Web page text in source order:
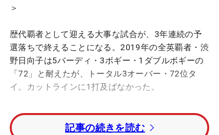
＞
歴代覇者として迎える大事な試合が、3年連続の予
選落ちで終えることになる。2019年の全英覇者・渋
野日向子は5バーディ・3ボギー・1ダブルボギーの
「72」と耐えたが、トータル3オーバー・72位タ
イ。カットラインに1打及ばなかった。
「気合いが入る試合」というなか初日は3オーバー
と出遅れ、2日目はカットラインとの戦いになっ
記事の続きを読む